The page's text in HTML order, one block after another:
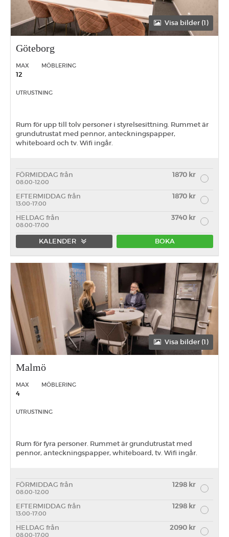
Visa bilder (1)
Göteborg
MAX
12
MÖBLERING
UTRUSTNING
Rum för upp till tolv personer i styrelsesittning. Rummet är
grundutrustat med pennor, anteckningspapper,
whiteboard och tv. Wifi ingår.
FÖRMIDDAG från 1870 kr
08:00-12:00
EFTERMIDDAG från 1870 kr
13:00-17:00
HELDAG från 3740 kr
08:00-17:00
KALENDER BOKA
Förmiddag Eftermiddag Heldag
Visa bilder (1)
Malmö
MAX
4
MÖBLERING
UTRUSTNING
Rum för fyra personer. Rummet är grundutrustat med
pennor, anteckningspapper, whiteboard, tv. Wifi ingår.
FÖRMIDDAG från 1298 kr
08:00-12:00
EFTERMIDDAG från 1298 kr
13:00-17:00
HELDAG från 2090 kr
08:00-17:00